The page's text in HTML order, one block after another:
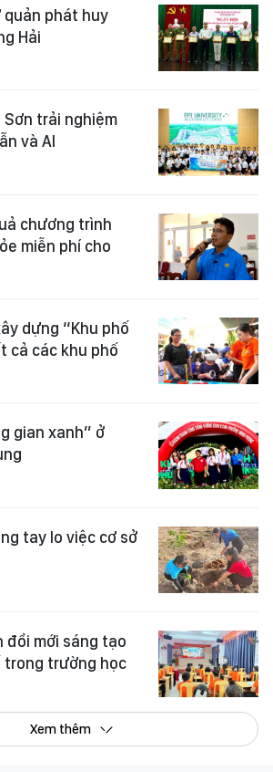
quản phát huy
Hải
Sơn trải nghiệm
và AI
chương trình
miễn phí cho
dựng “Khu phố
cả các khu phố
gian xanh” ở
tay lo việc cơ sở
đổi mới sáng tạo
trong trường học
Xem thêm